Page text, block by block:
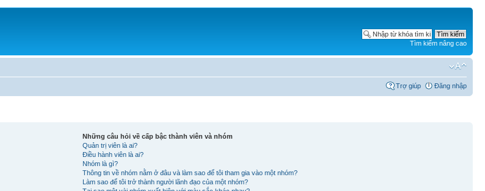
Tìm kiếm nâng cao
Trợ giúp Đăng nhập
Những câu hỏi về cấp bậc thành viên và nhóm
Quản trị viên là ai?
Điều hành viên là ai?
Nhóm là gì?
Thông tin về nhóm nằm ở đâu và làm sao để tôi tham gia vào một nhóm?
Làm sao để tôi trở thành người lãnh đạo của một nhóm?